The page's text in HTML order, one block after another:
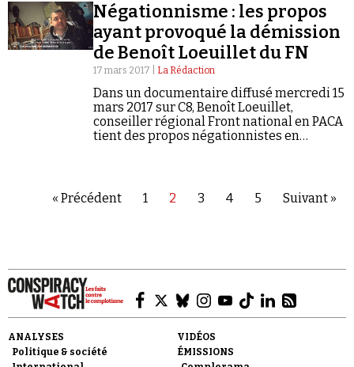
Négationnisme : les propos
ayant provoqué la démission
de Benoît Loeuillet du FN
17 mars 2017 | La Rédaction
Dans un documentaire diffusé mercredi 15
mars 2017 sur C8, Benoît Loeuillet,
conseiller régional Front national en PACA
tient des propos négationnistes en
« Précédent 1 2 3 4 5 Suivant »
ANALYSES
Politique & société
VIDÉOS
ÉMISSIONS